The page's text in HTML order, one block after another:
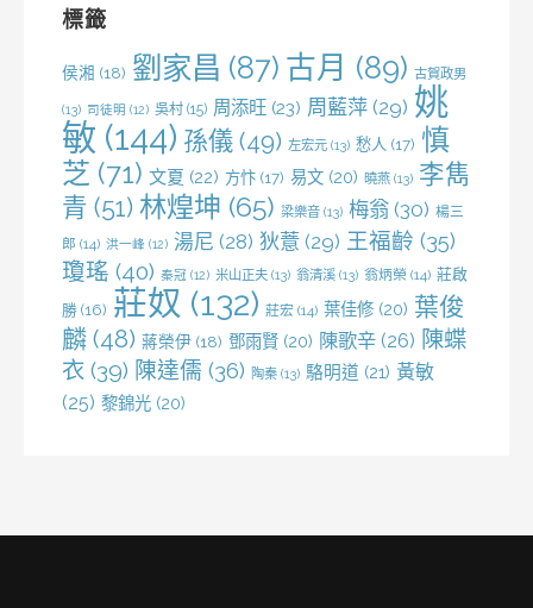
標籤
侯湘 (18) 劉家昌 (87) 古月 (89) 古賀政男
(13) 司徒明 (12) 吳村 (15) 周添旺 (23) 周藍萍 (29) 姚
敏 (144) 孫儀 (49) 左宏元 (13) 愁人 (17) 慎
芝 (71) 文夏 (22) 方忭 (17) 易文 (20) 曉燕 (13) 李雋
青 (51) 林煌坤 (65) 梁樂音 (13) 梅翁 (30) 楊三
郎 (14) 洪一峰 (12) 湯尼 (28) 狄薏 (29) 王福齡 (35)
瓊瑤 (40) 秦冠 (12) 米山正夫 (13) 翁清溪 (13) 翁炳榮 (14) 莊啟
勝 (16) 莊奴 (132) 莊宏 (14) 葉佳修 (20) 葉俊
麟 (48) 蔣榮伊 (18) 鄧雨賢 (20) 陳歌辛 (26) 陳蝶
衣 (39) 陳達儒 (36) 陶秦 (13) 駱明道 (21) 黃敏
(25) 黎錦光 (20)